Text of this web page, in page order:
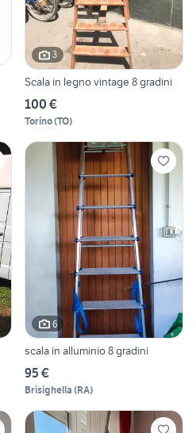
3
Scala in legno vintage 8 gradini
100 €
Torino(TO)
6
scala in alluminio 8 gradini
95 €
Brisighella (RA)